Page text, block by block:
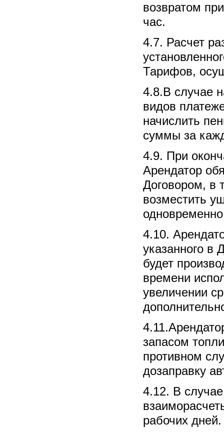
возвратом
час.
4.7. Расчет
Тарифов,
4.8.В случае
видов
начислить
суммы за
4.9. При
Арендатор
Договором, в
возместить
4.10.
указанного в
будет
времени
увеличении
запасом
противном
дозаправку
4.12. В
рабочих дней.